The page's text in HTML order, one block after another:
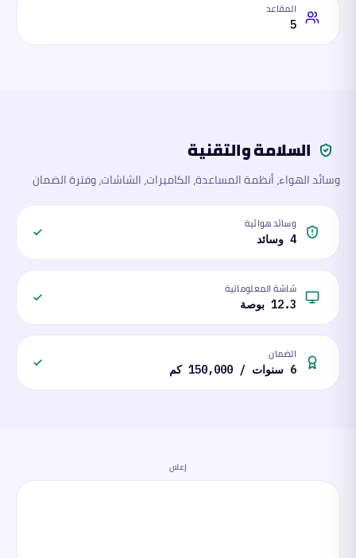
المقاعد
5
السلامة والتقنية
وسائد الهواء، أنظمة المساعدة، الكاميرات، الشاشات، وفترة الضمان
وسائد هوائية
4 وسائد
شاشة المعلوماتية
12.3 بوصة
الضمان
6 سنوات / 150,000 كم
إعلان